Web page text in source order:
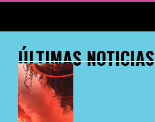
ÚLTIMAS NOTICIAS